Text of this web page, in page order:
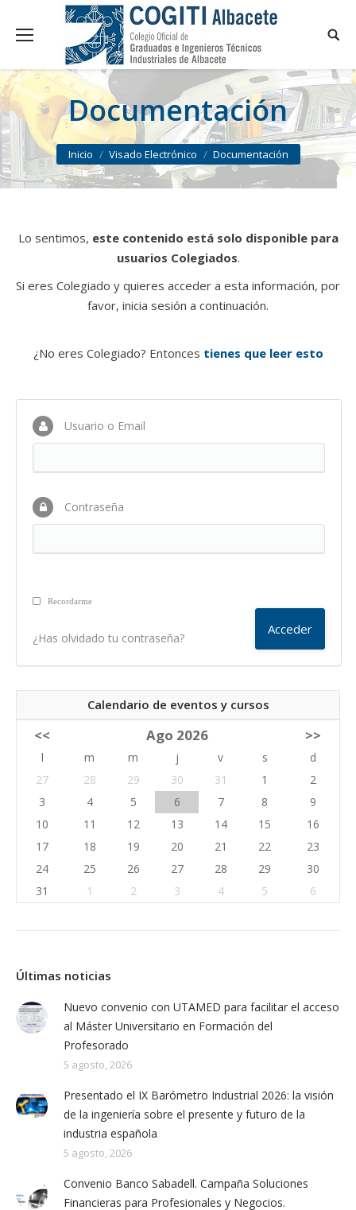
Documentación
You are here:
Inicio Visado Electrónico Documentación
Lo sentimos, este contenido está solo disponible para
usuarios Colegiados.
Si eres Colegiado y quieres acceder a esta información, por
favor, inicia sesión a continuación.
¿No eres Colegiado? Entonces tienes que leer esto
Usuario o Email
Contraseña
Recordarme
¿Has olvidado tu contraseña?
Calendario de eventos y cursos
<< Ago 2026 >>
l m m j v s
d
27
28 29 30 31 1
2
3
4 5 6 7 8
9
10
11 12 13 14 15
16
17
18 19 20 21 22
23
24
25 26 27 28 29
30
31
1 2 3 4 5 6
Últimas noticias
Nuevo convenio con UTAMED para facilitar el acceso
al Máster Universitario en Formación del
Profesorado
5 agosto, 2026
Presentado el IX Barómetro Industrial 2026: la visión
de la ingeniería sobre el presente y futuro de la
industria española
5 agosto, 2026
Convenio Banco Sabadell. Campaña Soluciones
Financieras para Profesionales y Negocios.